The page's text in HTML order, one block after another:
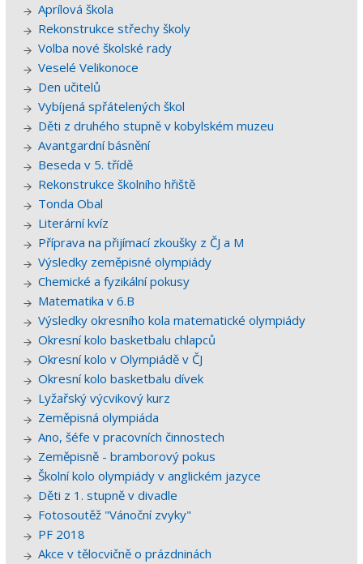
Aprílová škola
Rekonstrukce střechy školy
Volba nové školské rady
Veselé Velikonoce
Den učitelů
Vybíjená spřátelených škol
Děti z druhého stupně v kobylském muzeu
Avantgardní básnění
Beseda v 5. třídě
Rekonstrukce školního hřiště
Tonda Obal
Literární kvíz
Příprava na přijímací zkoušky z ČJ a M
Výsledky zeměpisné olympiády
Chemické a fyzikální pokusy
Matematika v 6.B
Výsledky okresního kola matematické olympiády
Okresní kolo basketbalu chlapců
Okresní kolo v Olympiádě v ČJ
Okresní kolo basketbalu dívek
Lyžařský výcvikový kurz
Zeměpisná olympiáda
Ano, šéfe v pracovních činnostech
Zeměpisně - bramborový pokus
Školní kolo olympiády v anglickém jazyce
Děti z 1. stupně v divadle
Fotosoutěž "Vánoční zvyky"
PF 2018
Akce v tělocvičně o prázdninách